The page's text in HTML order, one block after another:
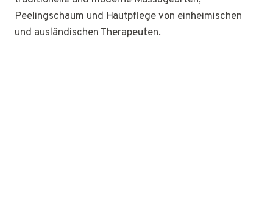
Peelingschaum und Hautpflege von einheimischen
und ausländischen Therapeuten.